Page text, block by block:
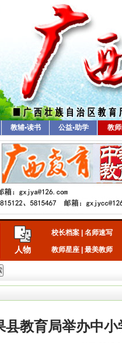
教辅•读书 公益•助学 教
人物
校长档案 名师速写
教师星座 最美教师
县教育局举办中